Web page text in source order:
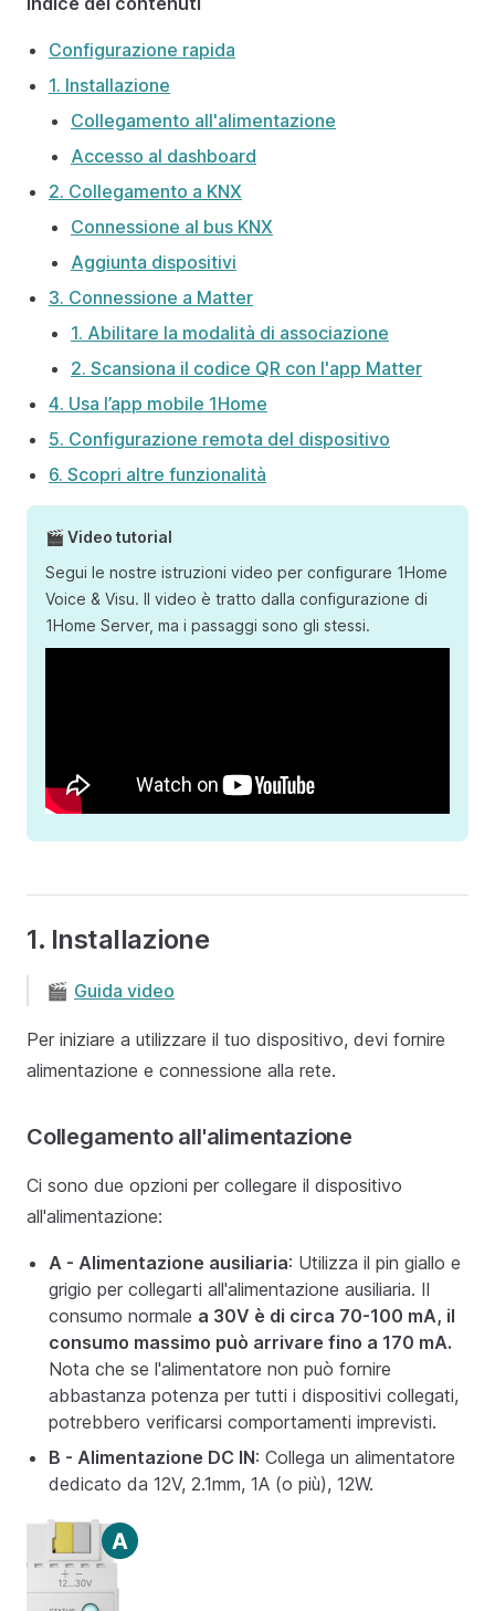
Configurazione rapida
1. Installazione
Collegamento all'alimentazione
Accesso al dashboard
2. Collegamento a KNX
Connessione al bus KNX
Aggiunta dispositivi
3. Connessione a Matter
1. Abilitare la modalità di associazione
2. Scansiona il codice QR con l'app Matter
4. Usa l’app mobile 1Home
5. Configurazione remota del dispositivo
6. Scopri altre funzionalità
🎬 Video tutorial
Segui le nostre istruzioni video per configurare 1Home
Voice & Visu. Il video è tratto dalla configurazione di
1Home Server, ma i passaggi sono gli stessi.
1. Installazione
🎬 Guida video
Per iniziare a utilizzare il tuo dispositivo, devi fornire
alimentazione e connessione alla rete.
Collegamento all'alimentazione
Ci sono due opzioni per collegare il dispositivo
all'alimentazione:
A - Alimentazione ausiliaria: Utilizza il pin giallo e
grigio per collegarti all'alimentazione ausiliaria. Il
consumo normale a 30V è di circa 70-100 mA, il
consumo massimo può arrivare fino a 170 mA.
Nota che se l'alimentatore non può fornire
abbastanza potenza per tutti i dispositivi collegati,
potrebbero verificarsi comportamenti imprevisti.
B - Alimentazione DC IN: Collega un alimentatore
dedicato da 12V, 2.1mm, 1A (o più), 12W.